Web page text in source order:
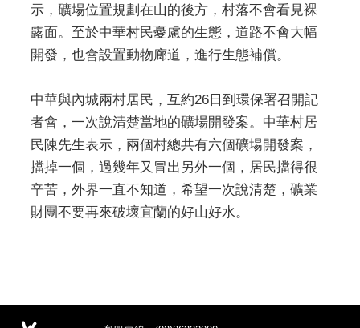
示，礦場位置規劃在山的後方，村落不會看見裸
露面。至於中華村民憂慮的生態，道路不會大幅
開發，也會設置動物廊道，進行生態補償。
中華與內城兩村居民，互約26日到環保署召開記
者會，一次說清楚當地的礦場開發案。中華村居
民陳先生表示，兩個村總共有六個礦場開發案，
擋掉一個，過幾年又冒出另外一個，居民擋得很
辛苦，外界一直不知道，希望一次說清楚，礦業
財團不要再來破壞宜蘭的好山好水。